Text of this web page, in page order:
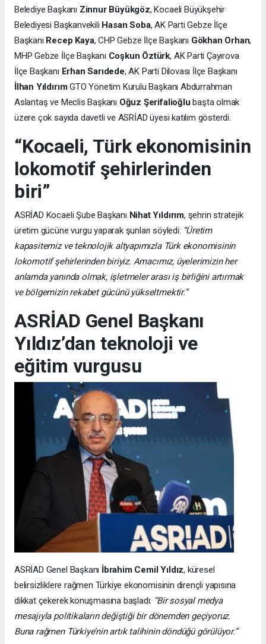
Belediye Başkanı Zinnur Büyükgöz, Kocaeli Büyükşehir
Belediyesi Başkanvekili Hasan Soba, AK Parti Gebze İlçe
Başkanı Recep Kaya, CHP Gebze İlçe Başkanı Gökhan Orhan,
MHP Gebze İlçe Başkanı Coşkun Öztürk, AK Parti Çayırova
İlçe Başkanı Erhan Sarıdede, AK Parti Dilovası İlçe Başkanı
İlhan YıldırımGTO Yönetim Kurulu Başkanı Abdurrahman
Aslantaş ve Meclis Başkanı Oğuz Şerifalioğlu başta olmak
üzere çok sayıda davetli ve ASRİAD üyesi katılım gösterdi.
“Kocaeli, Türk ekonomisinin
lokomotif şehirlerinden
biri”
ASRİAD Kocaeli Şube Başkanı Nihat Yıldırım, şehrin stratejik
üretim gücüne vurgu yaparak şunları söyledi: “Üretim
kapasitemiz ve teknolojik altyapımızla Türk ekonomisinin
lokomotif şehirlerinden biriyiz. Amacımız, üyelerimizin her
anlamda yanında olmak, işletmeler arası iş birliğini artırmak
ve bölgemizin rekabet gücünü yükseltmektir.”
ASRİAD Genel Başkanı
Yıldız’dan teknoloji ve
eğitim vurgusu
ASRİAD Genel Başkanı İbrahim Cemil Yıldız, küresel
belirsizliklere rağmen Türkiye ekonomisinin dirençli yapısına
dikkat çekerek konuşmasına başladı: “Bir sosyal medya
mesajıyla politikaların değiştiği bir dönemden geçiyoruz.
Buna rağmen Türkiye’nin artık talihinin döndüğü görülüyor.”